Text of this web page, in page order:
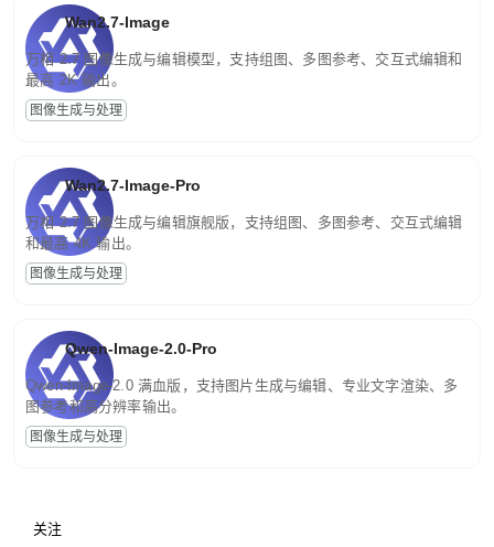
Wan2.7-Image
万相 2.7 图像生成与编辑模型，支持组图、多图参考、交互式编辑和
最高 2K 输出。
图像生成与处理
Wan2.7-Image-Pro
万相 2.7 图像生成与编辑旗舰版，支持组图、多图参考、交互式编辑
和最高 4K 输出。
图像生成与处理
Qwen-Image-2.0-Pro
Qwen-Image-2.0 满血版，支持图片生成与编辑、专业文字渲染、多
图参考和高分辨率输出。
图像生成与处理
关注